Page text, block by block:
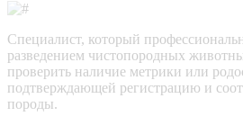
Специалист, который
разведением чистопородных
проверить наличие метрики или
подтверждающей регистрацию и
породы.